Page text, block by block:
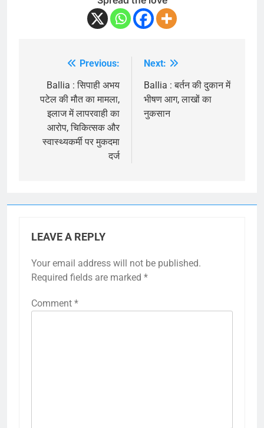
navigation
Previous:
Ballia : सिपाही अभय
पटेल की मौत का मामला,
इलाज में लापरवाही का
आरोप, चिकित्सक और
स्वास्थ्यकर्मी पर मुकदमा
दर्ज
Next:
Ballia : बर्तन की दुकान में
भीषण आग, लाखों का
नुकसान
LEAVE A REPLY
Your email address will not be published.
Required fields are marked *
Comment *